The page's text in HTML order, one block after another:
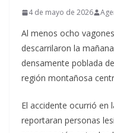
4 de mayo de 2026
Al menos ocho
descarrilaron la
densamente poblada
región montañosa
El accidente ocurrió en
reportaran personas